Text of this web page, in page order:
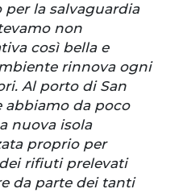
la salvaguardia
non
così bella e
rinnova ogni
Al porto di San
abbiamo da poco
nuova isola
proprio per
rifiuti prelevati
da parte dei tanti